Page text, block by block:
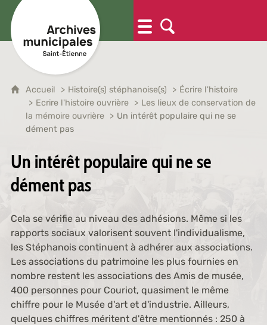
Accueil Histoire(s) stéphanoise(s)
Écrire l'histoire
Ecrire l'histoire ouvrière
Les lieux de conservation de
la mémoire ouvrière
Un intérêt populaire qui ne se
dément pas
Un intérêt populaire qui ne se
dément pas
Cela se vérifie au niveau des adhésions. Même si les
rapports sociaux valorisent souvent l'individualisme,
les Stéphanois continuent à adhérer aux associations.
Les associations du patrimoine les plus fournies en
nombre restent les associations des Amis de musée,
400 personnes pour Couriot, quasiment le même
chiffre pour le Musée d'art et d'industrie. Ailleurs,
quelques chiffres méritent d'être mentionnés : 250 à